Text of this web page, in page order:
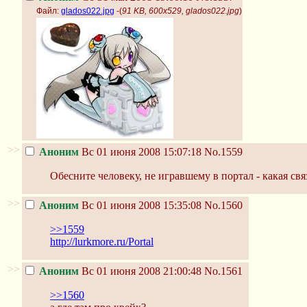
Файл: glados022.jpg -(91 KB, 600x529, glados022.jpg)
>> Аноним Вс 01 июня 2008 15:07:18 No.1559
Обесните человеку, не игравшему в портал - какая
>> Аноним Вс 01 июня 2008 15:35:08 No.1560
>>1559
http://lurkmore.ru/Portal
>> Аноним Вс 01 июня 2008 21:00:48 No.1561
>>1560